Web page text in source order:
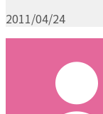
2011/04/24